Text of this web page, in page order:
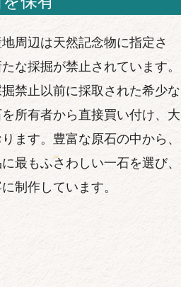
周辺は天然記念物に指定さ
な採掘が禁止されています。
禁止以前に採取された希少な
所有者から直接買い付け、大
ます。豊富な原石の中から、
最もふさわしい一石を選び、
制作しています。